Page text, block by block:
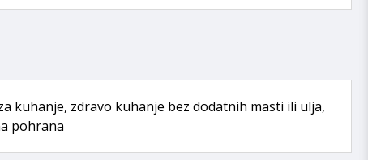
kuhanje, zdravo kuhanje bez dodatnih masti ili ulja,
pohrana